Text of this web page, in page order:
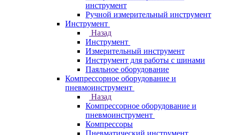
инструмент
Ручной измерительный инструмент
Инструмент
Назад
Инструмент
Измерительный инструмент
Инструмент для работы с шинами
Паяльное оборудование
Компрессорное оборудование и
пневмоинструмент
Назад
Компрессорное оборудование и
пневмоинструмент
Компрессоры
Пневматический инструмент